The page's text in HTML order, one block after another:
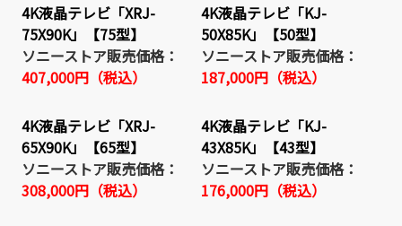
4K液晶テレビ「XRJ-
75X90K」【75型】
ソニーストア販売価格：
407,000円（税込）
4K液晶テレビ「XRJ-
65X90K」【65型】
ソニーストア販売価格：
308,000円（税込）
4K液晶テレビ「KJ-
50X85K」【50型】
ソニーストア販売価格：
187,000円（税込）
4K液晶テレビ「KJ-
43X85K」【43型】
ソニーストア販売価格：
176,000円（税込）